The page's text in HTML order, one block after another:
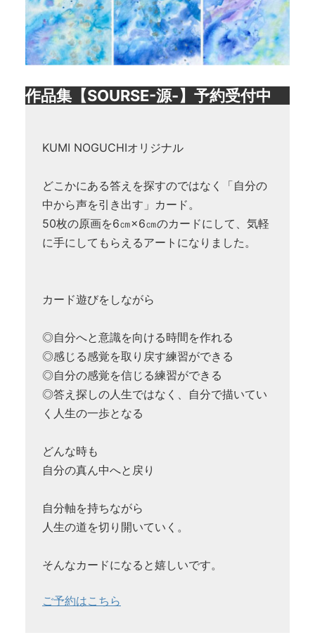
作品集【SOURSE-源-】予約受付中
KUMI NOGUCHIオリジナル
どこかにある答えを探すのではなく「自分の
中から声を引き出す」カード。
50枚の原画を6㎝×6㎝のカードにして、気軽
に手にしてもらえるアートになりました。
カード遊びをしながら
◎自分へと意識を向ける時間を作れる
◎感じる感覚を取り戻す練習ができる
◎自分の感覚を信じる練習ができる
◎答え探しの人生ではなく、自分で描いてい
く人生の一歩となる
どんな時も
自分の真ん中へと戻り
自分軸を持ちながら
人生の道を切り開いていく。
そんなカードになると嬉しいです。
ご予約はこちら